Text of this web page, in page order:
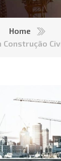
Home
Construção